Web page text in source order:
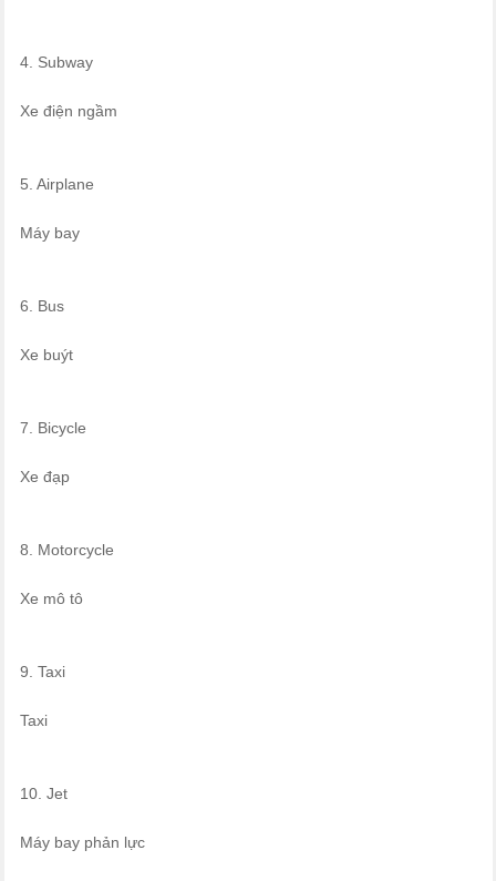
4. Subway
Xe điện ngầm
5. Airplane
Máy bay
6. Bus
Xe buýt
7. Bicycle
Xe đạp
8. Motorcycle
Xe mô tô
9. Taxi
Taxi
10. Jet
Máy bay phản lực